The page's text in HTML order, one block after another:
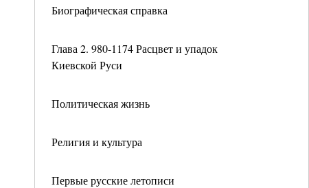
Биографическая справка
Глава 2. 980-1174 Расцвет и упадок
Киевской Руси
Политическая жизнь
Религия и культура
Первые русские летописи